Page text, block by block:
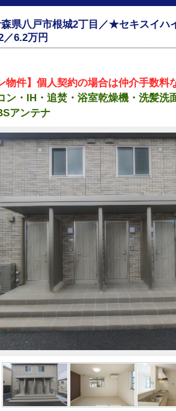
森県八戸市根城2丁目／★セキスイ
／6.2万円
物件】個人契約の場合は仲介手数料
ン・IH・追焚・浴室乾燥機・洗髪
アンテナ